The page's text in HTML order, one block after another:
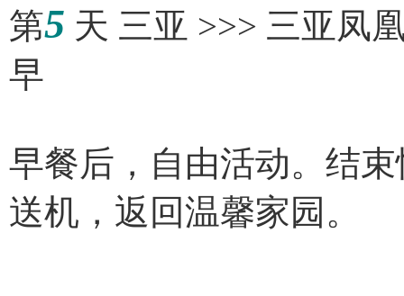
第5 天 三亚 >>> 三亚
早
早餐后，自由活动。结
送机，返回温馨家园。